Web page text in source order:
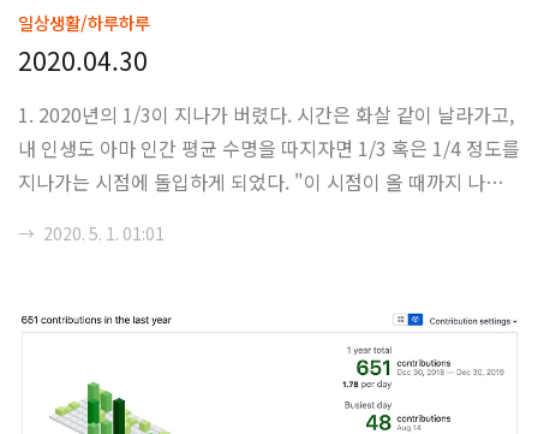
검열과 정리를 통해서 비공개 상태로 돌아가 있으니, 실제로 블
로그 글을 쭉 정주행해도 볼 것은 그렇게 많지 않을 것이다. 뭐
중에서 그나마 괜찮은 것들을 공개처리 해 놓은거고, 그 중간중
간에 다양한 (...) 문제가 생길만한 비공개 된 글들이 분포해 있
었던..
일상생활/하루하루
2020.04.30
1. 2020년의 1/3이 지나가 버렸다. 시간은 화살 같이 날라가고,
내 인생도 아마 인간 평균 수명을 따지자면 1/3 혹은 1/4 정도를
지나가는 시점에 돌입하게 되었다. "이 시점이 올 때까지 나는
인데, 난 사실 이 때까지 이루어 놓은 것이 없다는 것만 확실하
쓰여진다. 머리 속에 샘솟는 아이디어도 없고, 뭔가 집착할 만한
무언가도 존재하지 않는다. 그냥 흘러가는대로 사는 것도 있고,
그 흘러감 속에 허우적대면서 손에 부여잡히는 대로 돈과 시간
이라는 급류 속을 헤쳐나가고 있는 것도 있다. 사실 이러한 다급
→ 2020. 5. 1. 01:01